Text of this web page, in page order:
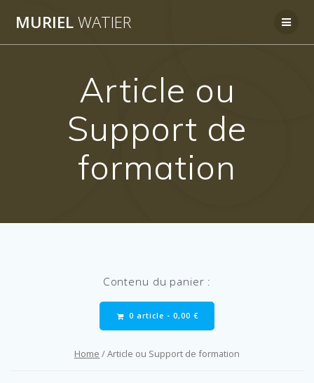
MURIELWATIER
Article ou
Support de
formation
Contenu du panier :
0 article - 0,00 €
Home / Article ou Support de formation